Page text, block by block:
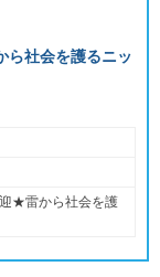
ら社会を護るニッ
迎★雷から社会を護